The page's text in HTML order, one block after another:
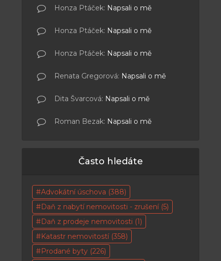
Honza Ptáček: Napsali o mě
Honza Ptáček: Napsali o mě
Honza Ptáček: Napsali o mě
Renata Gregorová: Napsali o mě
Dita Švarcová: Napsali o mě
Roman Bezak: Napsali o mě
Často hledáte
Advokátní úschova (388)
Daň z nabytí nemovitosti - zrušení(5)
Daň z prodeje nemovitosti (1)
Katastr nemovitostí(358)
Prodané byty (226)